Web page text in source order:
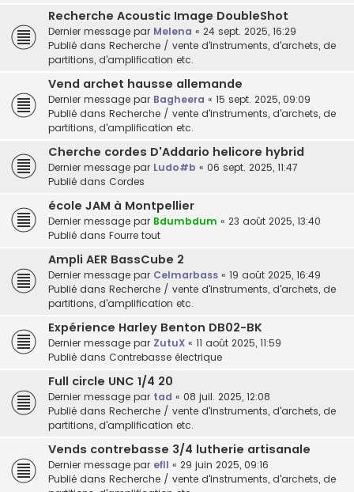
Recherche Acoustic Image DoubleShot
Dernier message par Melena « 24 sept. 2025, 16:29
Publié dans Recherche / vente d'instruments, d'archets, de
partitions, d'amplification etc.
Vend archet hausse allemande
Dernier message par Bagheera « 15 sept. 2025, 09:09
Publié dans Recherche / vente d'instruments, d'archets, de
partitions, d'amplification etc.
Cherche cordes D'Addario helicore hybrid
Dernier message par Ludo#b « 06 sept. 2025, 11:47
Publié dans Cordes
école JAM à Montpellier
Dernier message par Bdumbdum « 23 août 2025, 13:40
Publié dans Fourre tout
Ampli AER BassCube 2
Dernier message par Celmarbass « 19 août 2025, 16:49
Publié dans Recherche / vente d'instruments, d'archets, de
partitions, d'amplification etc.
Expérience Harley Benton DB02-BK
Dernier message par ZutuX « 11 août 2025, 11:59
Publié dans Contrebasse électrique
Full circle UNC 1/4 20
Dernier message par tad « 08 juil. 2025, 12:08
Publié dans Recherche / vente d'instruments, d'archets, de
partitions, d'amplification etc.
Vends contrebasse 3/4 lutherie artisanale
Dernier message par efll « 29 juin 2025, 09:16
Publié dans Recherche / vente d'instruments, d'archets, de